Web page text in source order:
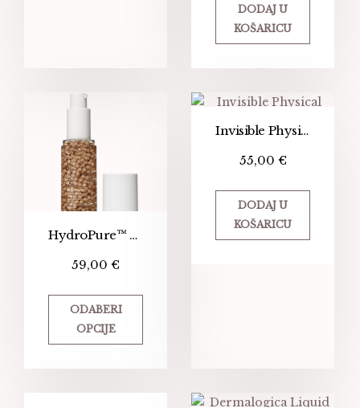
DODAJ U
KOŠARICU
HydroPure™ Tinted Serum
59,00 €
ODABERI
OPCIJE
Invisible Physical Defense SPF30
55,00 €
DODAJ U
KOŠARICU